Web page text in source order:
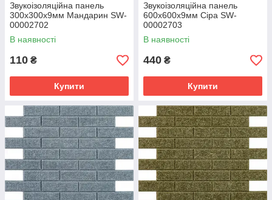
Звукоізоляційна панель
300х300х9мм Мандарин SW-
00002702
В наявності
110 ₴
Купити
Звукоізоляційна панель
600х600х9мм Сіра SW-
00002703
В наявності
440 ₴
Купити